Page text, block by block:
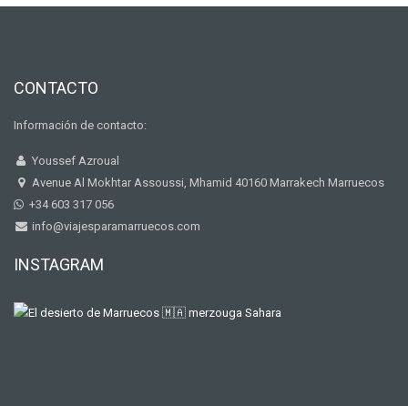
CONTACTO
Información de contacto:
Youssef Azroual
Avenue Al Mokhtar Assoussi, Mhamid 40160 Marrakech Marruecos
+34 603 317 056
info@viajesparamarruecos.com
INSTAGRAM